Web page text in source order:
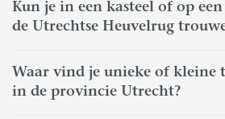
Kun je in een kasteel of op
de Utrechtse Heuvelrug
Waar vind je unieke of kleine
in de provincie Utrecht?